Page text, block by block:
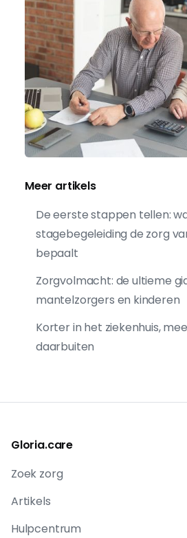
Meer artikels
De eerste stappen tellen:
stagebegeleiding de zorg
bepaalt
Zorgvolmacht: de ultieme
mantelzorgers en kinderen
Korter in het ziekenhuis,
daarbuiten
Gloria.care
Zoek zorg
Artikels
Hulpcentrum